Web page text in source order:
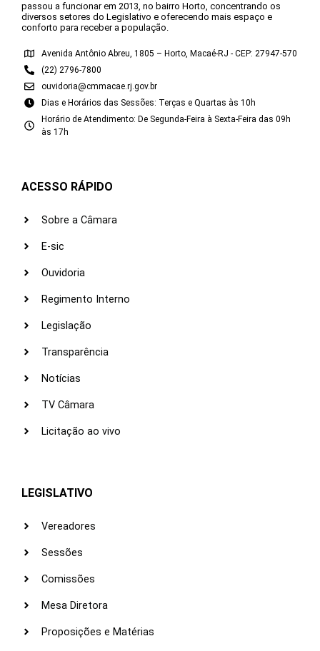
passou a funcionar em 2013, no bairro Horto, concentrando os
diversos setores do Legislativo e oferecendo mais espaço e
conforto para receber a população.
Avenida Antônio Abreu, 1805 – Horto, Macaé-RJ - CEP: 27947-570
(22) 2796-7800
ouvidoria@cmmacae.rj.gov.br
Dias e Horários das Sessões: Terças e Quartas às 10h
Horário de Atendimento: De Segunda-Feira à Sexta-Feira das 09h
às 17h
ACESSO RÁPIDO
Sobre a Câmara
E-sic
Ouvidoria
Regimento Interno
Legislação
Transparência
Notícias
TV Câmara
Licitação ao vivo
LEGISLATIVO
Vereadores
Sessões
Comissões
Mesa Diretora
Proposições e Matérias